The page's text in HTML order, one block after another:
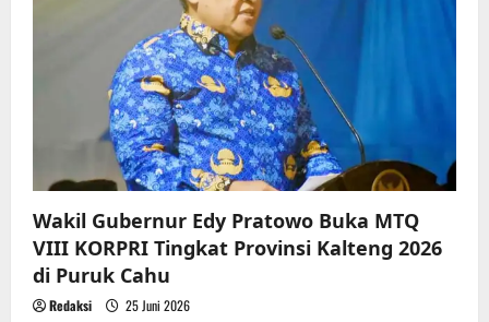
Wakil Gubernur Edy Pratowo Buka MTQ
VIII KORPRI Tingkat Provinsi Kalteng 2026
di Puruk Cahu
Redaksi 25 Juni 2026